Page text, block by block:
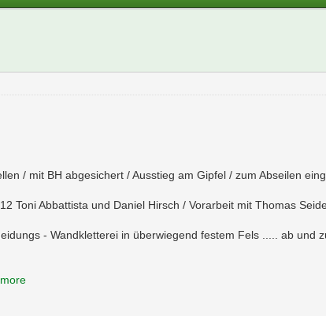
/ mit BH abgesichert / Ausstieg am Gipfel / zum Abseilen
Toni Abbattista und Daniel Hirsch / Vorarbeit mit Thomas
- Wandkletterei in überwiegend festem Fels ..... ab und